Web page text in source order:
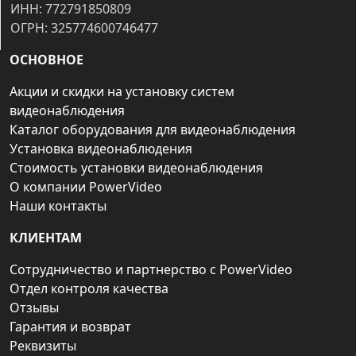
ИНН: 772791850809
ОГРН: 325774600746477
ОСНОВНОЕ
Акции и скидки на установку систем
видеонаблюдения
Каталог оборудования для видеонаблюдения
Установка видеонаблюдения
Стоимость установки видеонаблюдения
О компании PowerVideo
Наши контакты
КЛИЕНТАМ
Сотрудничество и партнерство с PowerVideo
Отдел контроля качества
Отзывы
Гарантия и возврат
Реквизиты